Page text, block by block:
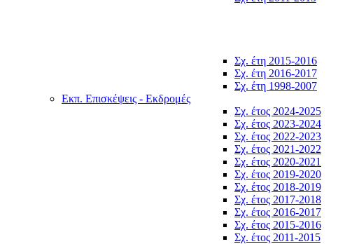
Σχ. έτη 2015-2016
Σχ. έτη 2016-2017
Σχ. έτη 1998-2007
Εκπ. Επισκέψεις - Εκδρομές
Σχ. έτος 2024-2025
Σχ. έτος 2023-2024
Σχ. έτος 2022-2023
Σχ. έτος 2021-2022
Σχ. έτος 2020-2021
Σχ. έτος 2019-2020
Σχ. έτος 2018-2019
Σχ. έτος 2017-2018
Σχ. έτος 2016-2017
Σχ. έτος 2015-2016
Σχ. έτος 2011-2015